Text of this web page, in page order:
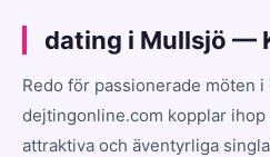
dating i Mullsjö —
Redo för passionerade möten i
dejtingonline.com kopplar
attraktiva och äventyrliga